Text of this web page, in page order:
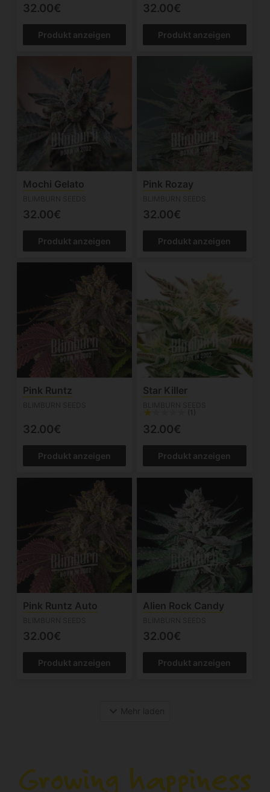
32.00€
Produkt anzeigen
32.00€
Produkt anzeigen
Mochi Gelato
32.00€
Produkt anzeigen
Pink Rozay
32.00€
Produkt anzeigen
Pink Runtz
32.00€
Produkt anzeigen
Star Killer
(1)
32.00€
Produkt anzeigen
Pink Runtz Auto
32.00€
Produkt anzeigen
Alien Rock Candy
32.00€
Produkt anzeigen